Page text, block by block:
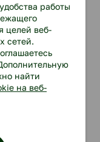
работы
целей веб-
сетей.
найти
на веб-